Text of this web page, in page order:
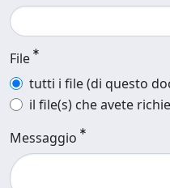
File
tutti i file (di questo
il file(s) che avete
Messaggio